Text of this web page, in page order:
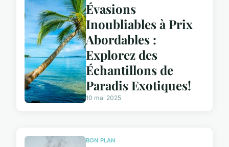
Évasions
Inoubliables à Prix
Abordables :
Explorez des
Échantillons de
Paradis Exotiques!
10 mai 2025
BON PLAN